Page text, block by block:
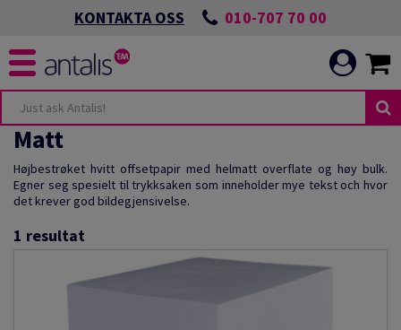
KONTAKTA OSS 010-707 70 00
Matt
Højbestrøket hvitt offsetpapir med helmatt overflate og høy bulk.
Egner seg spesielt til trykksaken som inneholder mye tekst och hvor
det krever god bildegjensivelse.
1 resultat